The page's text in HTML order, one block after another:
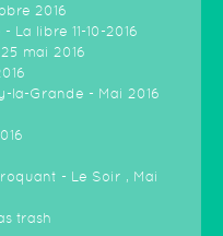
2016
libre 11-10-2016
mai 2016
la-Grande - Mai 2016
- Le Soir , Mai
trash